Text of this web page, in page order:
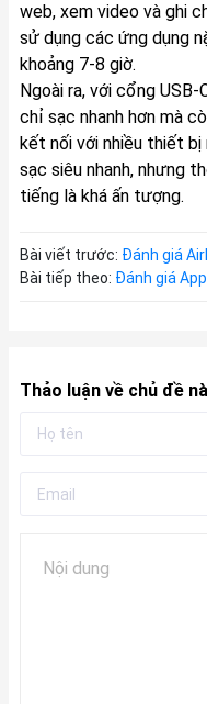
web, xem video và ghi
sử dụng các ứng dụng
khoảng 7-8 giờ.
Ngoài ra, với cổng
chỉ sạc nhanh hơn mà
kết nối với nhiều thiết
sạc siêu nhanh, nhưng
tiếng là khá ấn tượng.
Bài viết trước: Đánh giá
Bài tiếp theo: Đánh giá
Thảo luận về chủ đề